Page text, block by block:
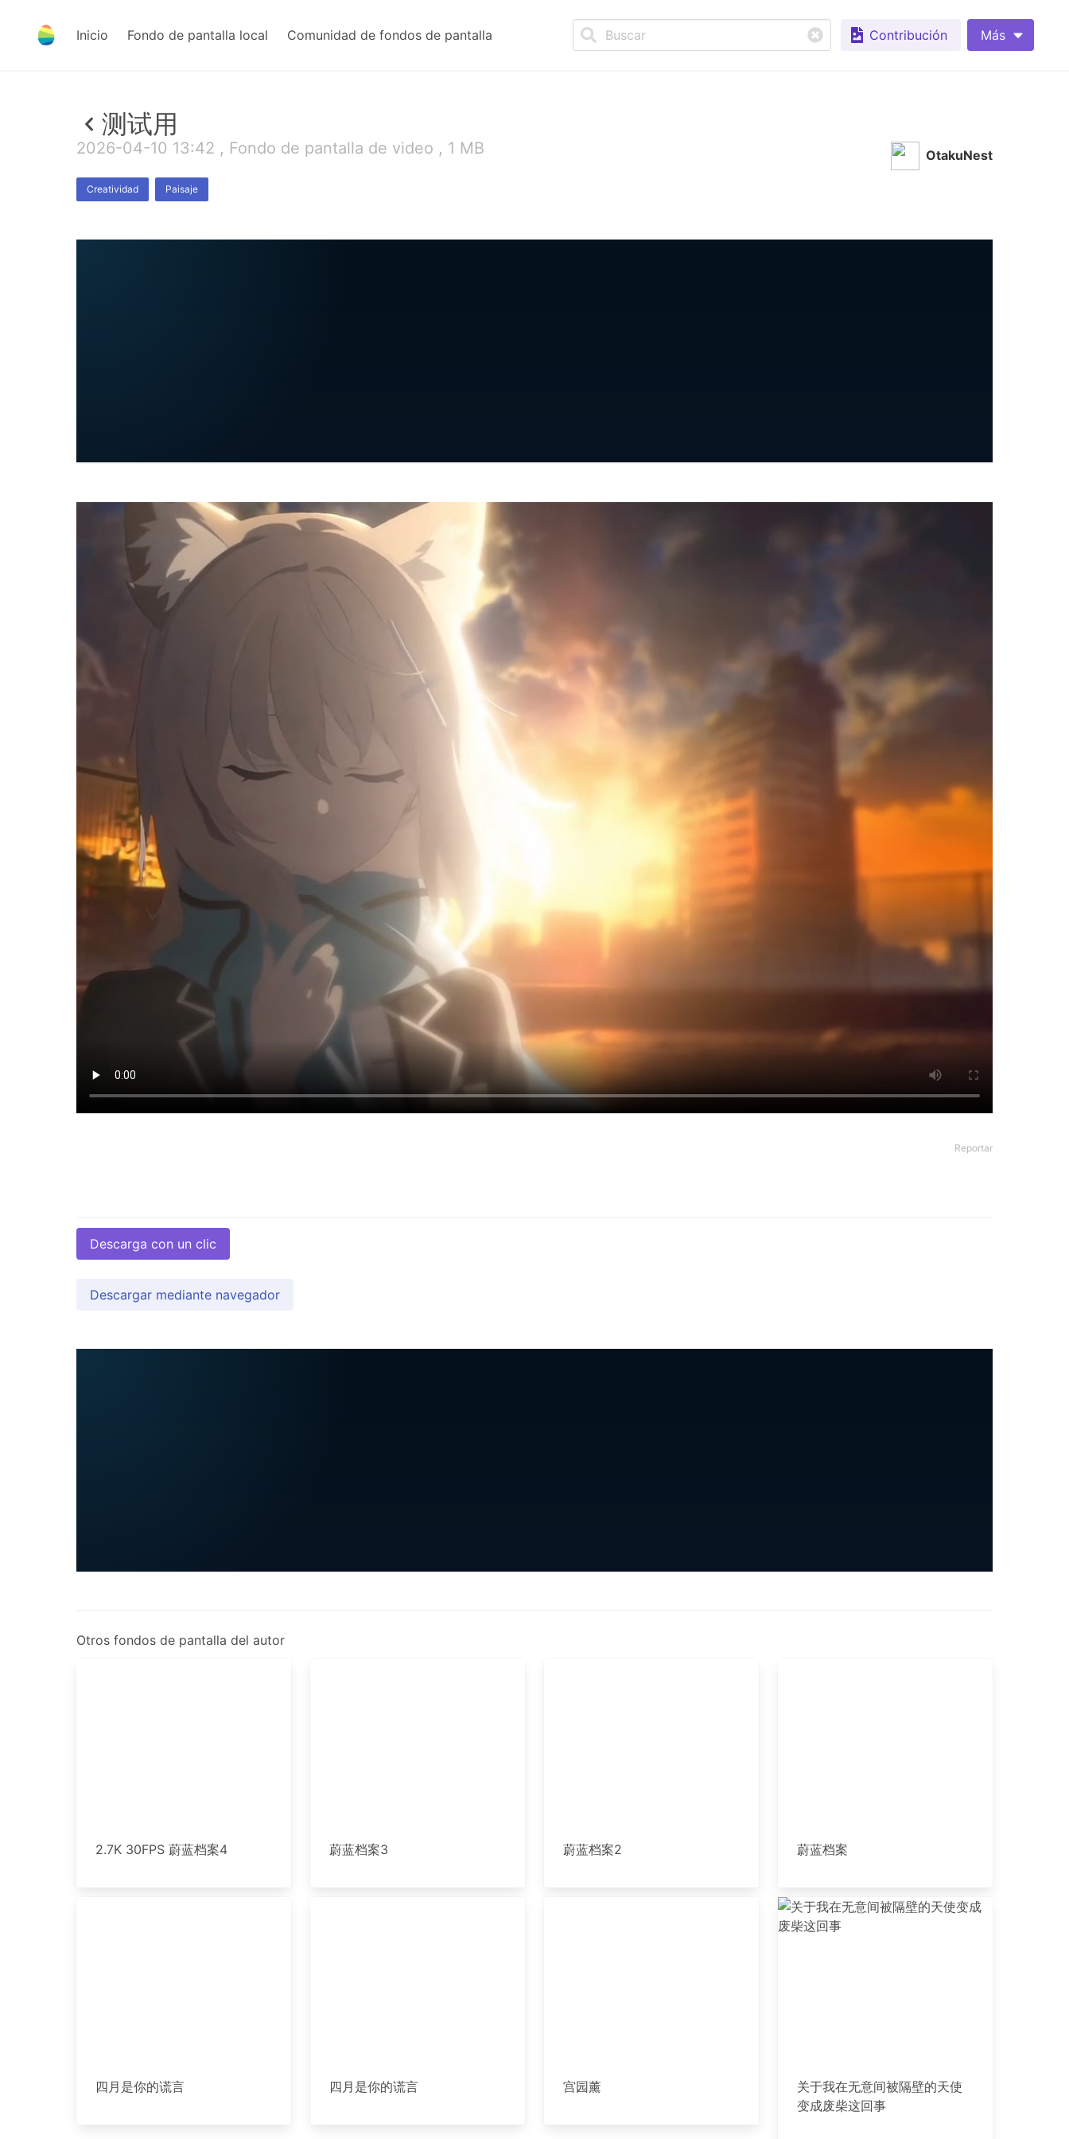
Inicio Fondo de pantalla local Comunidad de fondos de pantalla Contribución Más
测试用
2026-04-10 13:42 , Fondo de pantalla de video , 1 MB
Creatividad Paisaje
OtakuNest
Reportar
Descarga con un clic
Descargar mediante navegador
Otros fondos de pantalla del autor
2.7K 30FPS 蔚蓝档案4 蔚蓝档案3 蔚蓝档案2 蔚蓝档案
四月是你的谎言 四月是你的谎言 宫园薰
关于我在无意间被隔壁的天使
变成废柴这回事